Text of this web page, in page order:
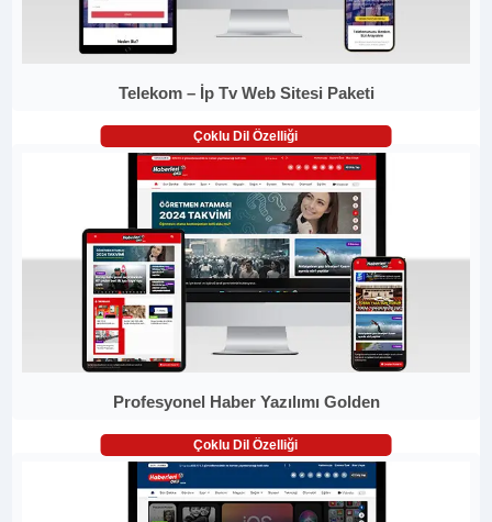
Telekom – İp Tv Web Sitesi Paketi
Çoklu Dil Özelliği
Profesyonel Haber Yazılımı Golden
Çoklu Dil Özelliği